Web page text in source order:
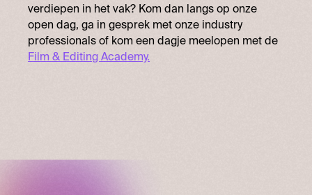
verdiepen in het vak? Kom dan langs op onze
open dag, ga in gesprek met onze industry
professionals of kom een dagje meelopen met de
Film & Editing Academy.